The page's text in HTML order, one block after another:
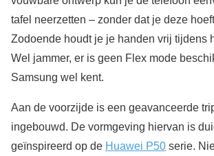
tafel neerzetten – zonder dat je deze
Zodoende houdt je je handen vrij tijdens
Wel jammer, er is geen Flex mode
Samsung wel kent.
Aan de voorzijde is een geavanceerde
ingebouwd. De vormgeving hiervan is
geïnspireerd op de Huawei P50 serie.